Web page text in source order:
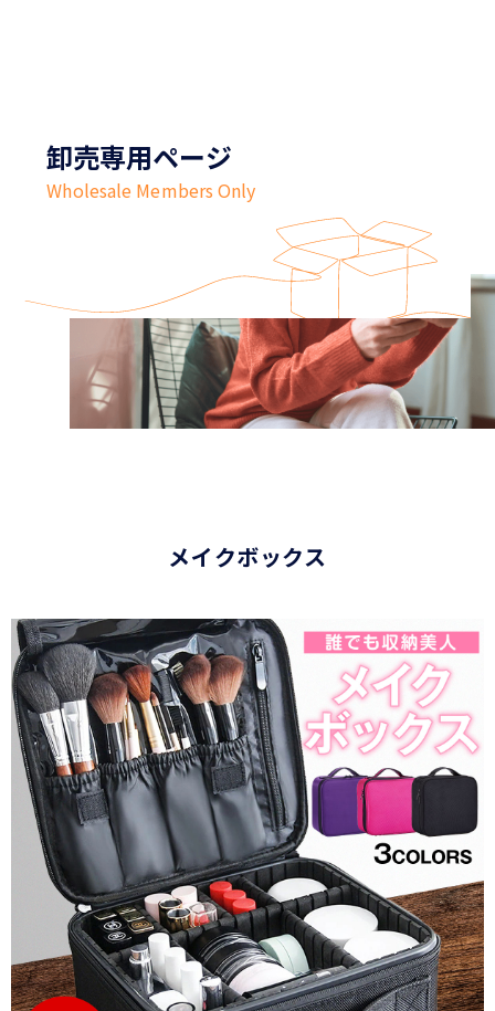
卸売専用ページ
Wholesale Members Only
メイクボックス